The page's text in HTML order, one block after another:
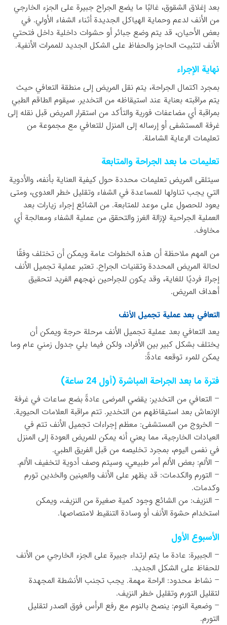
بعد إغلاق الشقوق، غالبًا ما يضع الجراح جبيرة على الجزء الخارجي
من الأنف لدعم وحماية الهياكل الجديدة أثناء الشفاء الأولي. في
بعض الأحيان، قد يتم وضع جبائر أو حشوات داخلية داخل فتحتي
الأنف لتثبيت الحاجز والحفاظ على الشكل الجديد للممرات الأنفية.
نهاية الإجراء
بمجرد اكتمال الجراحة، يتم نقل المريض إلى منطقة التعافي حيث
يتم مراقبته بعناية عند استيقاظه من التخدير. سيقوم الطاقم الطبي
بمراقبة أي مضاعفات فورية والتأكد من استقرار المريض قبل نقله إلى
غرفة المستشفى أو إرساله إلى المنزل للتعافي مع مجموعة من
تعليمات الرعاية الشاملة.
تعليمات ما بعد الجراحة والمتابعة
سيتلقى المريض تعليمات محددة حول كيفية العناية بأنفه، والأدوية
التي يجب تناولها للمساعدة في الشفاء وتقليل خطر العدوى، ومتى
يعود للحصول على موعد للمتابعة. من الشائع إجراء زيارات بعد
العملية الجراحية لإزالة الغرز والتحقق من عملية الشفاء ومعالجة أي
مخاوف.
من المهم ملاحظة أن هذه الخطوات عامة ويمكن أن تختلف وفقًا
لحالة المريض المحددة وتقنيات الجراح. تعتبر عملية تجميل الأنف
إجراءً فرديًا للغاية، وقد يكون للجراحين نهجهم الفريد لتحقيق
أهداف المريض.
التعافي بعد عملية تجميل الأنف
يعد التعافي بعد عملية تجميل الأنف مرحلة حرجة ويمكن أن
يختلف بشكل كبير بين الأفراد، ولكن فيما يلي جدول زمني عام وما
يمكن للمرء توقعه عادةً:
فترة ما بعد الجراحة المباشرة (أول 24 ساعة)
– التعافي من التخدير: يقضي المرضى عادةً بضع ساعات في غرفة
الإنعاش بعد استيقاظهم من التخدير. تتم مراقبة العلامات الحيوية.
– الخروج من المستشفى: معظم إجراءات تجميل الأنف تتم في
العيادات الخارجية، مما يعني أنه يمكن للمريض العودة إلى المنزل
في نفس اليوم، بمجرد تخليصه من قبل الفريق الطبي.
– الألم: بعض الألم أمر طبيعي، وسيتم وصف أدوية لتخفيف الألم.
– التورم والكدمات: قد يظهر على الأنف والعينين والخدين تورم
وكدمات.
– النزيف: من الشائع وجود كمية صغيرة من النزيف، ويمكن
استخدام حشوة الأنف أو وسادة التنقيط لامتصاصها.
الأسبوع الأول
– الجبيرة: عادة ما يتم ارتداء جبيرة على الجزء الخارجي من الأنف
للحفاظ على الشكل الجديد.
– نشاط محدود: الراحة مهمة. يجب تجنب الأنشطة المجهدة
لتقليل التورم وتقليل خطر النزيف.
– وضعية النوم: ينصح بالنوم مع رفع الرأس فوق الصدر لتقليل
التورم.